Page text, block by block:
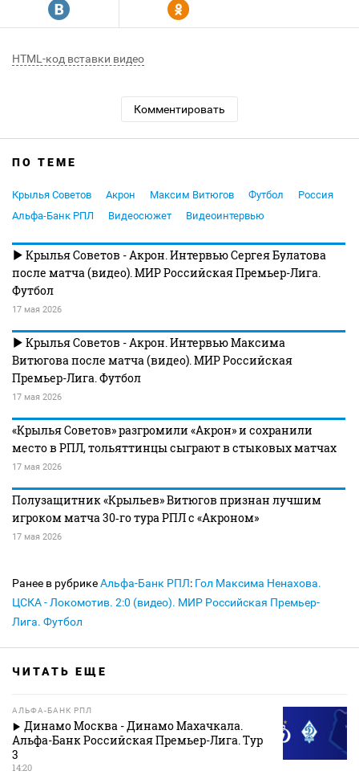
R Y
HTML-код вставки видео
Комментировать
ПО ТЕМЕ
Крылья Советов Акрон Максим Витюгов Футбол
Россия
Альфа-Банк РПЛ
Видеосюжет Видеоинтервью
Крылья Советов - Акрон. Интервью Сергея Булатова
после матча (видео). МИР Российская Премьер-Лига.
Футбол
17 мая 2026
Крылья Советов - Акрон. Интервью Максима
Витюгова после матча (видео). МИР Российская
Премьер-Лига. Футбол
17 мая 2026
«Крылья Советов» разгромили «Акрон» и сохранили
место в РПЛ, тольяттинцы сыграют в стыковых матчах
17 мая 2026
Полузащитник «Крыльев» Витюгов признан лучшим
игроком матча 30‑го тура РПЛ с «Акроном»
17 мая 2026
Ранее в рубрикеАльфа-Банк РПЛ: Гол Максима Ненахова.
ЦСКА - Локомотив. 2:0 (видео). МИР Российская Премьер-
Лига. Футбол
ЧИТАТЬ ЕЩЕ
АЛЬФА-БАНК РПЛ
Динамо Москва - Динамо Махачкала.
Альфа-Банк Российская Премьер-Лига. Тур
3
14:20